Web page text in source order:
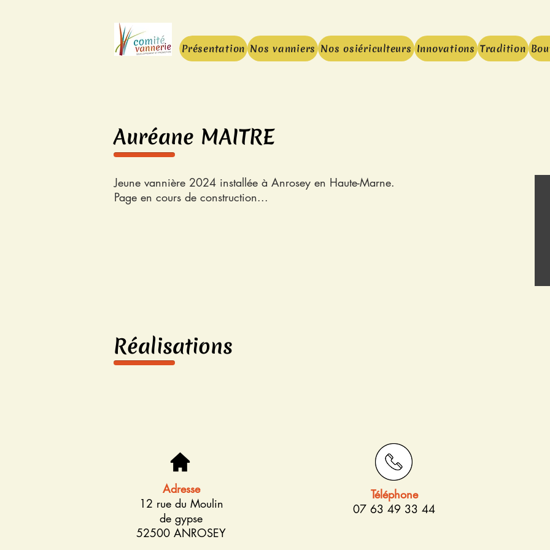
Présentation Nos vanniers Nos osiériculteurs Innovations Tradition
Auréane MAITRE
Jeune vannière 2024 installée à Anrosey en Haute-Marne.
Page en cours de construction...
Réalisations
Adresse
12 rue du Moulin
de gypse
52500 ANROSEY
Téléphone
07 63 49 33 44